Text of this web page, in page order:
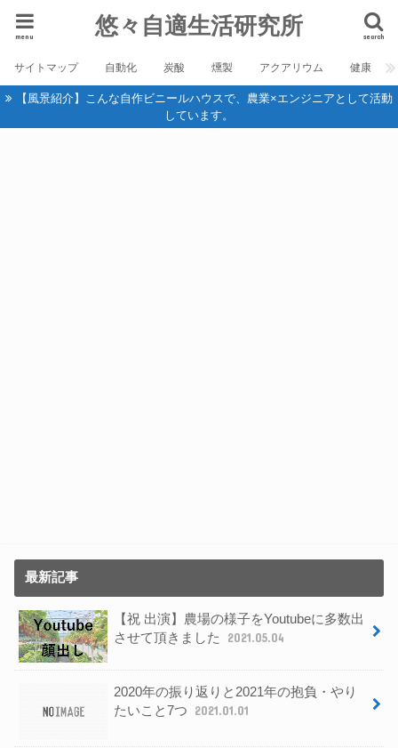
悠々自適生活研究所 search
menu
サイトマップ 自動化 炭酸 燻製 アクアリウム 健康
【風景紹介】こんな自作ビニールハウスで、農業×エンジニアとして活動
しています。
最新記事
【祝 出演】農場の様子をYoutubeに多数出
させて頂きました
2021.05.04
2020年の振り返りと2021年の抱負・やり
たいこと7つ
2021.01.01